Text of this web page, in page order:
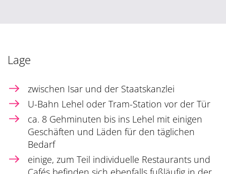
Lage
zwischen Isar und der Staatskanzlei
U-Bahn Lehel oder Tram-Station vor der Tür
ca. 8 Gehminuten bis ins Lehel mit einigen
Geschäften und Läden für den täglichen
Bedarf
einige, zum Teil individuelle Restaurants und